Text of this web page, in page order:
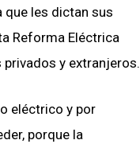
que les dictan sus
Reforma Eléctrica
y extranjeros.
eléctrico y por
porque la